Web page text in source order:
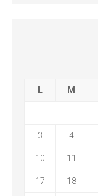
L M
3 4
10 11
17 18